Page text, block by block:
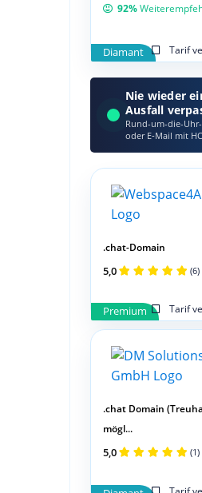
Diamant Tarif
92%
Nie wieder
Ausfall
Rund-um-die-
oder E‑Mail mit
Premium Tarif
.chat-Domain
5,0 (6)
.chat Domain
mögl...
5,0 (1)